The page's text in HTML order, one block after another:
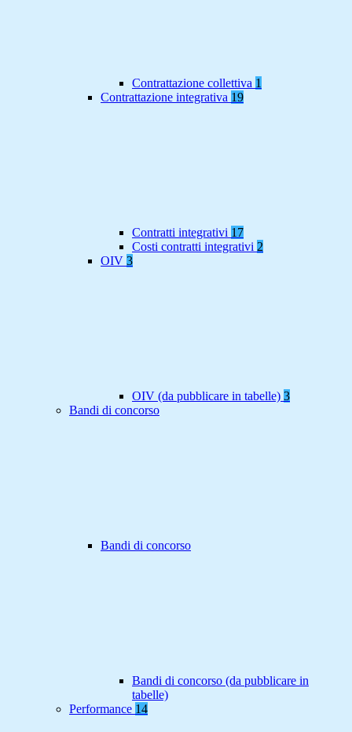
Contrattazione collettiva 1
Contrattazione integrativa 19
Contratti integrativi 17
Costi contratti integrativi 2
OIV 3
OIV (da pubblicare in tabelle) 3
Bandi di concorso
Bandi di concorso
Bandi di concorso (da pubblicare in
tabelle)
Performance 14